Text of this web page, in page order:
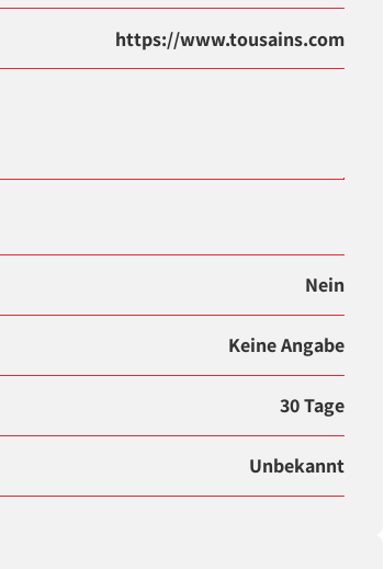
https://www.tousains.com
Nein
Keine Angabe
30 Tage
Unbekannt